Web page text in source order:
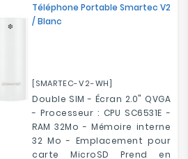
Téléphone Portable Smartec V2
/ Blanc
[SMARTEC-V2-WH]
Double SIM - Écran 2.0" QVGA
- Processeur : CPU SC6531E -
RAM 32Mo - Mémoire interne
32 Mo - Emplacement pour
carte MicroSD Prend en